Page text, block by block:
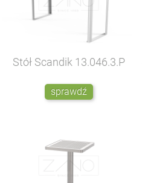
Stół Scandik 13.046.3.P
sprawdź